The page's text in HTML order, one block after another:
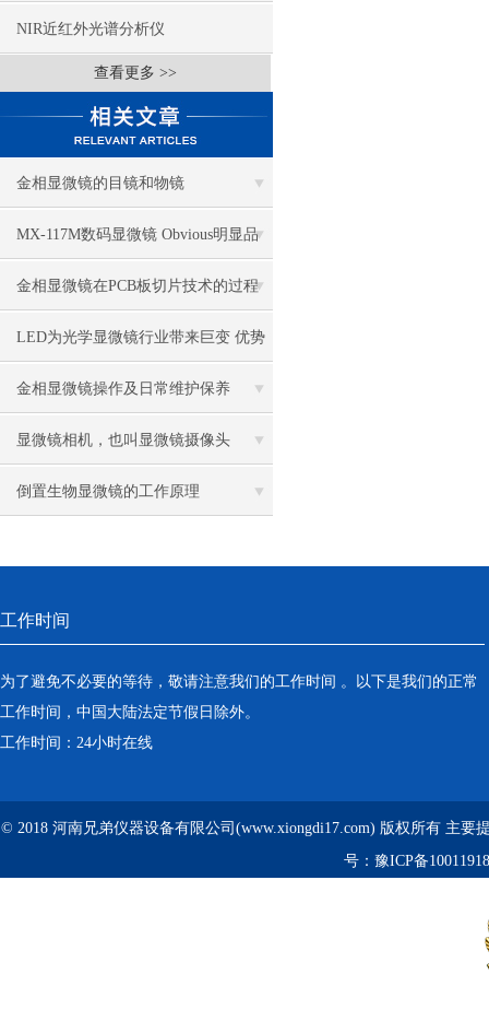
NIR近红外光谱分析仪
查看更多 >>
金相显微镜的目镜和物镜
MX-117M数码显微镜 Obvious明显品
牌值得推荐
金相显微镜在PCB板切片技术的过程
控制中的作用
LED为光学显微镜行业带来巨变 优势
比传统卤素更明显
金相显微镜操作及日常维护保养
显微镜相机，也叫显微镜摄像头
倒置生物显微镜的工作原理
工作时间
为了避免不必要的等待，敬请注意我们的工作时间 。以下是我们的正常
工作时间，中国大陆法定节假日除外。
工作时间：24小时在线
© 2018 河南兄弟仪器设备有限公司(www.xiongdi17.com) 版权所有 主要
号： 豫ICP备